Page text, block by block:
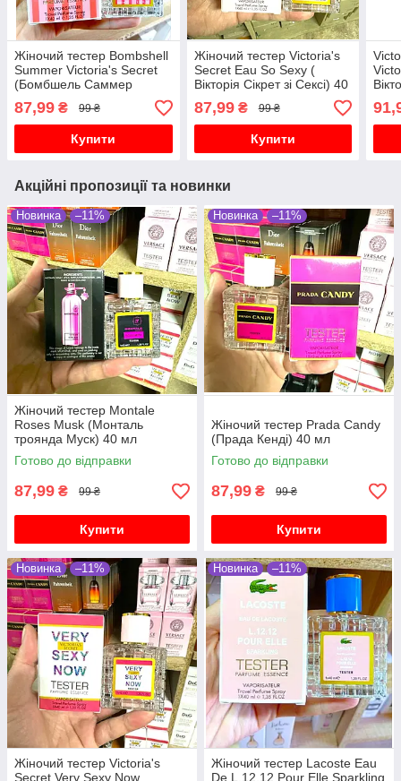
Жіночий тестер Bombshell
Summer Victoria's Secret
(Бомбшель Саммер
Вікторія Сікрет) 40 мл
87,99 ₴ 99 ₴
Купити
Жіночий тестер Victoria's
Secret Eau So Sexy (
Вікторія Сікрет зі Сексі) 40
мл
87,99₴ 99 ₴
Купити
Акційні пропозиції та новинки
Новинка –11%
Жіночий тестер Montale
Roses Musk (Монталь
троянда Муск) 40 мл
Готово до відправки
87,99 ₴ 99 ₴
Купити
Новинка –11%
Жіночий тестер Prada Candy
(Прада Кенді) 40 мл
Готово до відправки
87,99 ₴ 99 ₴
Купити
Новинка –11%
Жіночий тестер Victoria's
Secret Very Sexy Now
Новинка –11%
Жіночий тестер Lacoste Eau
De L.12.12 Pour Elle Sparkling